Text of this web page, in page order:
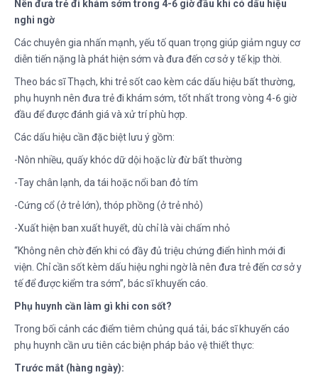
Nên đưa trẻ đi khám sớm trong 4-6 giờ đầu khi có dấu hiệu
nghi ngờ
Các chuyên gia nhấn mạnh, yếu tố quan trọng giúp giảm nguy cơ
diễn tiến nặng là phát hiện sớm và đưa đến cơ sở y tế kịp thời.
Theo bác sĩ Thạch, khi trẻ sốt cao kèm các dấu hiệu bất thường,
phụ huynh nên đưa trẻ đi khám sớm, tốt nhất trong vòng 4-6 giờ
đầu để được đánh giá và xử trí phù hợp.
Các dấu hiệu cần đặc biệt lưu ý gồm:
-Nôn nhiều, quấy khóc dữ dội hoặc lừ đừ bất thường
-Tay chân lạnh, da tái hoặc nổi ban đỏ tím
-Cứng cổ (ở trẻ lớn), thóp phồng (ở trẻ nhỏ)
-Xuất hiện ban xuất huyết, dù chỉ là vài chấm nhỏ
“Không nên chờ đến khi có đầy đủ triệu chứng điển hình mới đi
viện. Chỉ cần sốt kèm dấu hiệu nghi ngờ là nên đưa trẻ đến cơ sở y
tế để được kiểm tra sớm”, bác sĩ khuyến cáo.
Phụ huynh cần làm gì khi con sốt?
Trong bối cảnh các điểm tiêm chủng quá tải, bác sĩ khuyến cáo
phụ huynh cần ưu tiên các biện pháp bảo vệ thiết thực:
Trước mắt (hàng ngày):